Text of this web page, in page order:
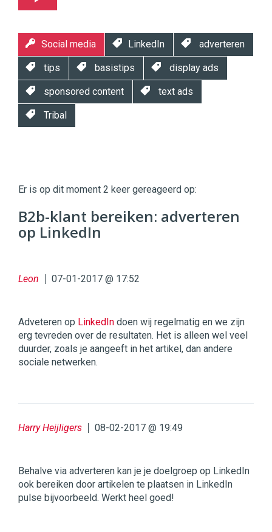
Social media LinkedIn adverteren
tips basistips display ads
sponsored content text ads
Tribal
|
Digital
Commerce https://twinklemagazine.nl
96 54
Er is op dit moment 2 keer gereageerd op:
B2b-klant bereiken: adverteren
op LinkedIn
Leon 07-01-2017 @ 17:52
Adveteren op LinkedIn doen wij regelmatig en we zijn
erg tevreden over de resultaten. Het is alleen wel veel
duurder, zoals je aangeeft in het artikel, dan andere
sociale netwerken.
Harry Heijligers 08-02-2017 @ 19:49
Behalve via adverteren kan je je doelgroep op LinkedIn
ook bereiken door artikelen te plaatsen in LinkedIn
pulse bijvoorbeeld. Werkt heel goed!